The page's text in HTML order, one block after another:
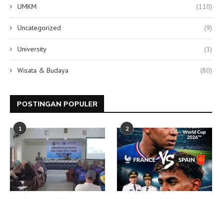
UMKM (110)
Uncategorized (9)
University (1)
Wisata & Budaya (80)
POSTINGAN POPULER
1 2